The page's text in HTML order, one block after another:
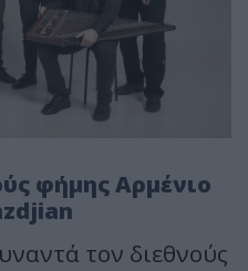
φήμης Αρμένιο
τον διεθνούς